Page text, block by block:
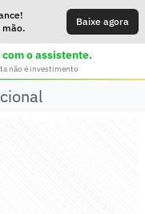
mão.
Baixe agora
com o assistente.
não é investimento